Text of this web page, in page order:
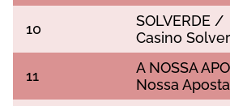
10
SОLVЕRDЕ /
Саsіnо
11
А NОSSА
Nоssа Ароstа